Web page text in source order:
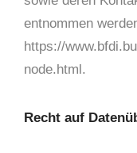
entnommen
https://
node.html.
Recht auf